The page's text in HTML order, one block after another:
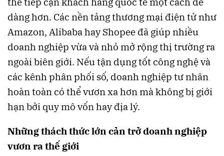
dàng hơn. Các nền tảng thương mại điện tử như
Amazon, Alibaba hay Shopee đã giúp nhiều
doanh nghiệp vừa và nhỏ mở rộng thị trường ra
ngoài biên giới. Nếu tận dụng tốt công nghệ và
các kênh phân phối số, doanh nghiệp tư nhân
hoàn toàn có thể vươn xa hơn mà không bị giới
hạn bởi quy mô vốn hay địa lý.
Những thách thức lớn cản trở doanh nghiệp
vươn ra thế giới